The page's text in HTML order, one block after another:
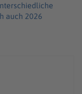
auch 2026